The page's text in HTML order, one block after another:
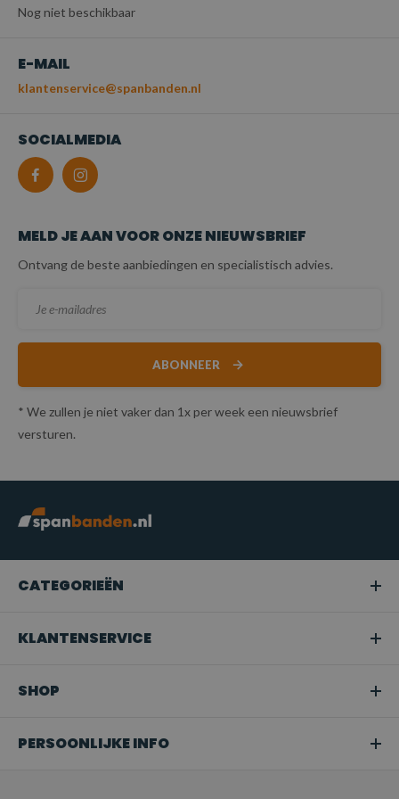
Nog niet beschikbaar
E-MAIL
klantenservice@spanbanden.nl
SOCIALMEDIA
MELD JE AAN VOOR ONZE NIEUWSBRIEF
Ontvang de beste aanbiedingen en specialistisch advies.
ABONNEER
* We zullen je niet vaker dan 1x per week een nieuwsbrief
versturen.
CATEGORIEËN
KLANTENSERVICE
SHOP
PERSOONLIJKE INFO